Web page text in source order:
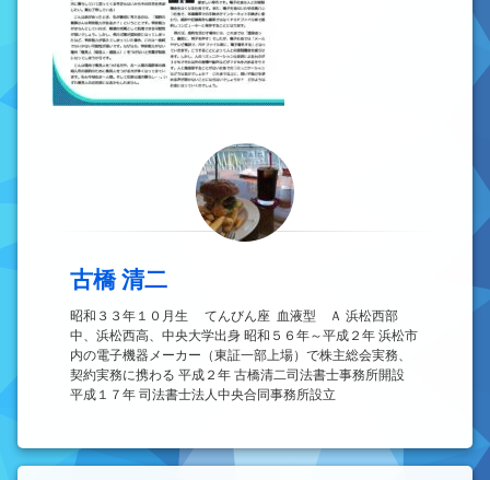
古橋 清二
昭和３３年１０月生 てんびん座 血液型 Ａ 浜松西部
中、浜松西高、中央大学出身 昭和５６年～平成２年 浜松市
内の電子機器メーカー（東証一部上場）で株主総会実務、
契約実務に携わる 平成２年 古橋清二司法書士事務所開設
平成１７年 司法書士法人中央合同事務所設立